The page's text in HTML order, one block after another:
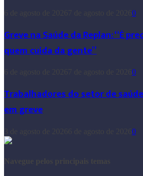
0
Greve na Saúde da Replan: “É
quem cuida da gente”
0
Trabalhadores do setor de
em greve
0
Navegue pelos principais temas